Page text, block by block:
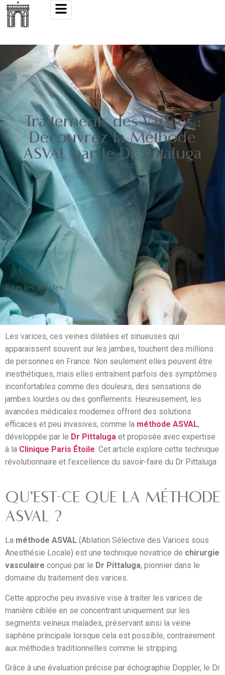
Traitements des Varices :
Découvrez la Méthode
ASVAL par le Dr Pittaluga
mai 20, 2026
Tous les articles.
Les varices, ces veines dilatées et sinueuses qui
apparaissent souvent sur les jambes, touchent des millions
de personnes en France. Non seulement elles peuvent être
inesthétiques, mais elles entraînent parfois des symptômes
inconfortables comme des douleurs, des sensations de
jambes lourdes ou des gonflements. Heureusement, les
avancées médicales modernes offrent des solutions
efficaces et peu invasives, comme la méthode ASVAL,
développée par le Dr Pittaluga et proposée avec expertise
à la Clinique Paris Étoile. Cet article explore cette technique
révolutionnaire et l’excellence du savoir-faire du Dr Pittaluga
QU’EST-CE QUE LA MÉTHODE
ASVAL ?
La méthode ASVAL (Ablation Sélective des Varices sous
Anesthésie Locale) est une technique novatrice de chirurgie
vasculaire conçue par le Dr Pittaluga, pionnier dans le
domaine du traitement des varices.
Cette approche peu invasive vise à traiter les varices de
manière ciblée en se concentrant uniquement sur les
segments veineux malades, préservant ainsi la veine
saphène principale lorsque cela est possible, contrairement
aux méthodes traditionnelles comme le stripping.
Grâce à une évaluation précise par échographie Doppler, le Dr